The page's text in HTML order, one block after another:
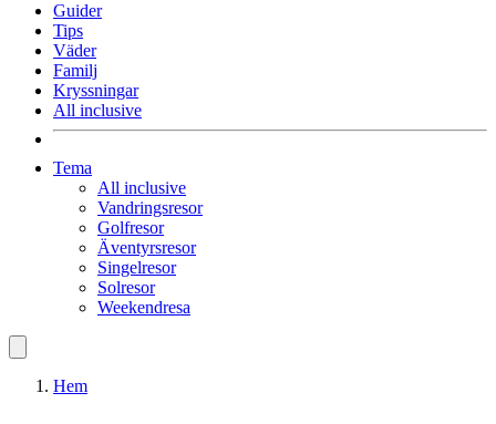
Guider
Tips
Väder
Familj
Kryssningar
All inclusive
Tema
All inclusive
Vandringsresor
Golfresor
Äventyrsresor
Singelresor
Solresor
Weekendresa
Hem